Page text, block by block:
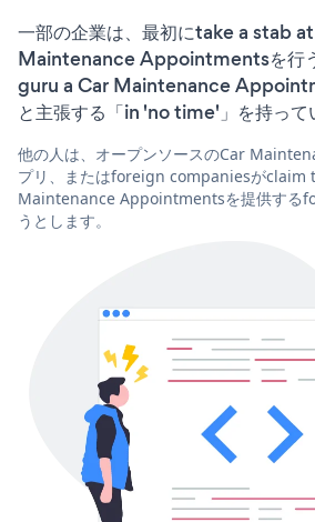
一部の企業は、最初にtake a stab
Maintenance Appointmentsを行
guru a Car Maintenance
と主張する「in 'no time'」を持って
他の人は、オープンソースのCar
プリ、またはforeign companiesがclaim
Maintenance Appointmentsを提供する
うとします。